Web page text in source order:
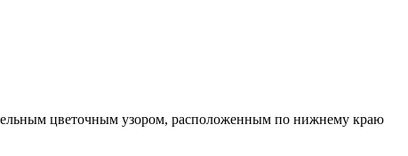
цветочным узором, расположенным по нижнему краю